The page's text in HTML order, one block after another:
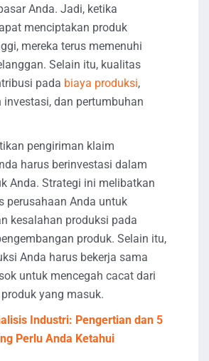
Anda. Jadi, ketika
menciptakan produk
mereka terus memenuhi
Selain itu, kualitas
pada biaya produksi,
investasi, dan pertumbuhan
pengiriman klaim
harus berinvestasi dalam
Anda. Strategi ini melibatkan
perusahaan Anda untuk
kesalahan produksi pada
produk. Selain itu,
Anda harus bekerja sama
untuk mencegah cacat dari
yang masuk.
Industri: Pengertian dan 5
Perlu Anda Ketahui